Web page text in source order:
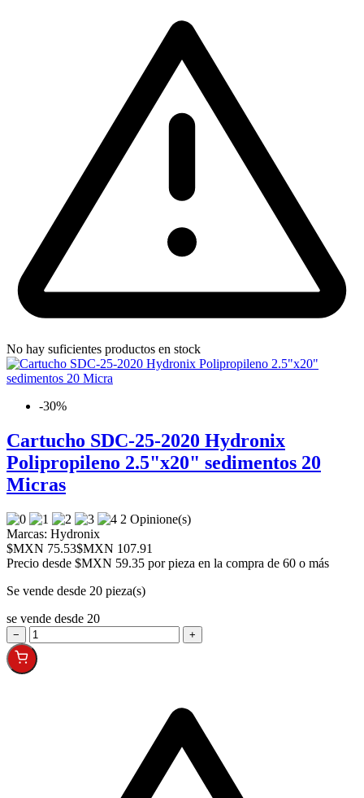
No hay suficientes productos en stock
-30%
Cartucho SDC-25-2020 Hydronix
Polipropileno 2.5"x20" sedimentos 20
Micras
2 Opinione(s)
Marcas: Hydronix
$MXN 75.53$MXN 107.91
Precio desde $MXN 59.35 por pieza en la compra de 60 o más
Se vende desde 20 pieza(s)
se vende desde 20
− +